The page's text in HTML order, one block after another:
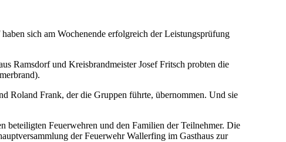
sich am Wochenende erfolgreich der Leistungsprüfung
Ramsdorf und Kreisbrandmeister Josef Fritsch probten die
Roland Frank, der die Gruppen führte, übernommen. Und sie
beteiligten Feuerwehren und den Familien der Teilnehmer. Die
der Feuerwehr Wallerfing im Gasthaus zur